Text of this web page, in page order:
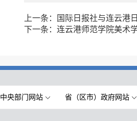
上一条：
国际日报社与连云港
下一条： 连云港师范学院美术
中央部门网站 省（区市）政府网站